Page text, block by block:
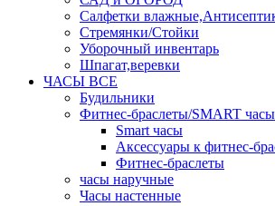
Салфетки
Стремянки/Стойки
Уборочный инвентарь
Шпагат,веревки
ЧАСЫ ВСЕ
Будильники
Фитнес-браслеты/SMART часы
Smart часы
Аксессуары к фитнес-
Фитнес-браслеты
часы наручные
Часы настенные